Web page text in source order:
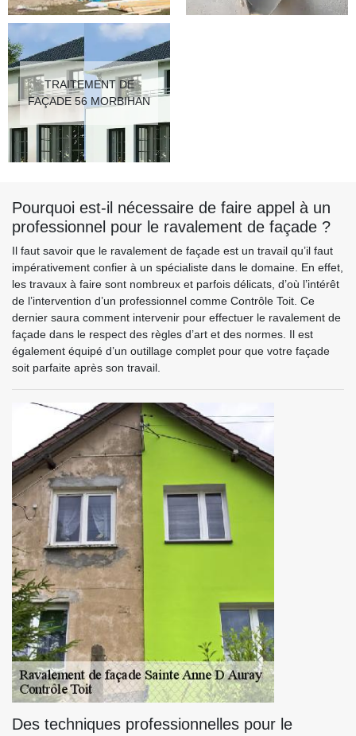
TRAITEMENT DE
FAÇADE 56 MORBIHAN
Pourquoi est-il nécessaire de faire appel à un
professionnel pour le ravalement de façade ?
Il faut savoir que le ravalement de façade est un travail qu’il faut
impérativement confier à un spécialiste dans le domaine. En effet,
les travaux à faire sont nombreux et parfois délicats, d’où l’intérêt
de l’intervention d’un professionnel comme Contrôle Toit. Ce
dernier saura comment intervenir pour effectuer le ravalement de
façade dans le respect des règles d’art et des normes. Il est
également équipé d’un outillage complet pour que votre façade
soit parfaite après son travail.
Des techniques professionnelles pour le